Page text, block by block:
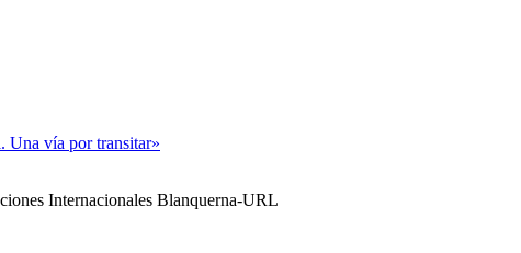
Una vía por transitar»
Internacionales Blanquerna-URL